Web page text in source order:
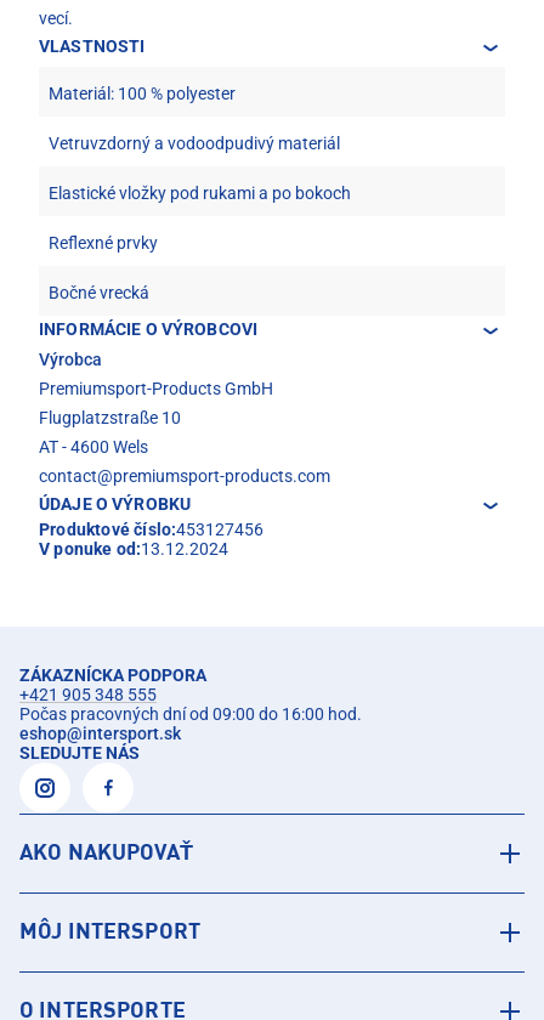
vecí.
VLASTNOSTI
Materiál: 100 % polyester
Vetruvzdorný a vodoodpudivý materiál
Elastické vložky pod rukami a po bokoch
Reflexné prvky
Bočné vrecká
INFORMÁCIE O VÝROBCOVI
Výrobca
Premiumsport-Products GmbH
Flugplatzstraße 10
AT - 4600 Wels
contact@premiumsport-products.com
ÚDAJE O VÝROBKU
Produktové číslo:453127456
V ponuke od:13.12.2024
ZÁKAZNÍCKA PODPORA
+421 905 348 555
Počas pracovných dní od 09:00 do 16:00 hod.
eshop@intersport.sk
SLEDUJTE NÁS
AKO NAKUPOVAŤ
MÔJ INTERSPORT
O INTERSPORTE